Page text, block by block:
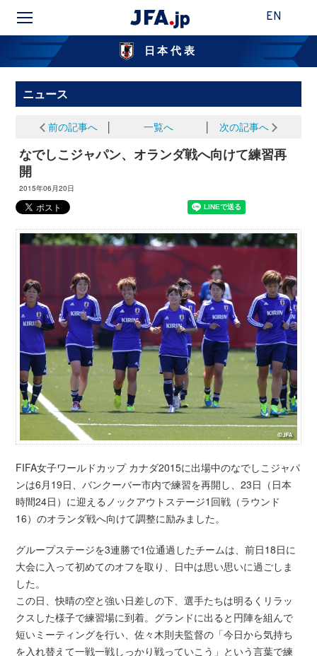
EN
日本代表
ニュース
前の記事へ 一覧へ 次の記事へ
なでしこジャパン、オランダ戦へ向けて練習再
開
2015年06月20日
FIFA女子ワールドカップ カナダ2015に出場中のなでしこジャパ
ンは6月19日、バンクーバー市内で練習を再開し、23日（日本
時間24日）に迎えるノックアウトステージ1回戦（ラウンド
16）のオランダ戦へ向けて調整に励みました。
グループステージを3連勝で1位通過したチームは、前日18日に
大会に入って初めてのオフを取り、日中は思い思いに過ごしま
した。
この日、快晴の空と強い日差しの下、選手たちは明るくリラッ
クスした様子で練習場に到着。グランドに出ると円陣を組んで
短いミーティングを行い、佐々木則夫監督の「今日から気持ち
を入れ替えて一戦一戦しっかり戦っていこう」という言葉で練